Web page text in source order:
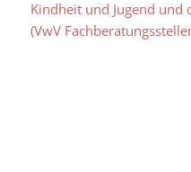
Kindheit und Jugend und
(VwV